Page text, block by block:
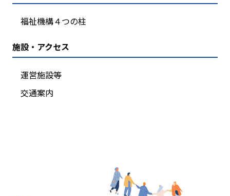
福祉機構４つの柱
施設・アクセス
運営施設等
交通案内